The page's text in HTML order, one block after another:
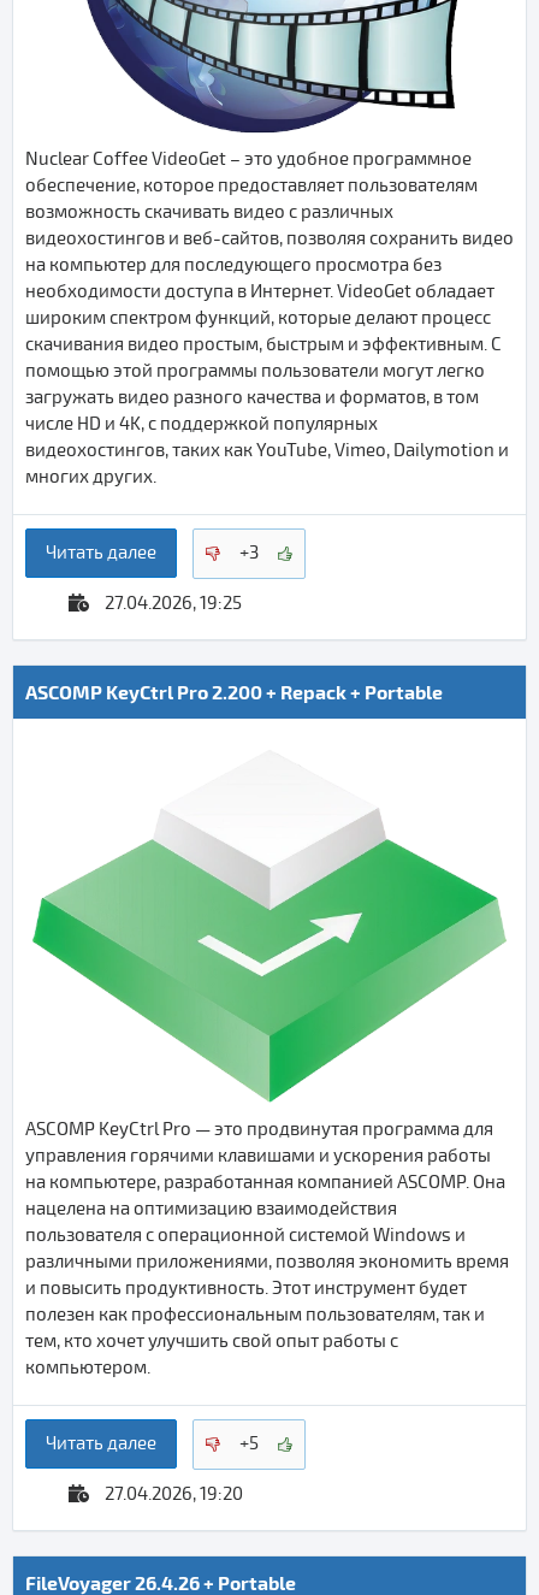
Nuclear Coffee VideoGet – это удобное программное
обеспечение, которое предоставляет пользователям
возможность скачивать видео с различных
видеохостингов и веб-сайтов, позволяя сохранить видео
на компьютер для последующего просмотра без
необходимости доступа в Интернет. VideoGet обладает
широким спектром функций, которые делают процесс
скачивания видео простым, быстрым и эффективным. С
помощью этой программы пользователи могут легко
загружать видео разного качества и форматов, в том
числе HD и 4K, с поддержкой популярных
видеохостингов, таких как YouTube, Vimeo, Dailymotion и
многих других.
Читать далее +3
27.04.2026, 19:25
ASCOMP KeyCtrl Pro 2.200 + Repack + Portable
ASCOMP KeyCtrl Pro — это продвинутая программа для
управления горячими клавишами и ускорения работы
на компьютере, разработанная компанией ASCOMP. Она
нацелена на оптимизацию взаимодействия
пользователя с операционной системой Windows и
различными приложениями, позволяя экономить время
и повысить продуктивность. Этот инструмент будет
полезен как профессиональным пользователям, так и
тем, кто хочет улучшить свой опыт работы с
компьютером.
Читать далее +5
27.04.2026, 19:20
FileVoyager 26.4.26 + Portable